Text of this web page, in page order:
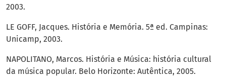
2003.
LE GOFF, Jacques. História e Memória. 5ª ed. Campinas:
Unicamp, 2003.
NAPOLITANO, Marcos. História e Música: história cultural
da música popular. Belo Horizonte: Autêntica, 2005.